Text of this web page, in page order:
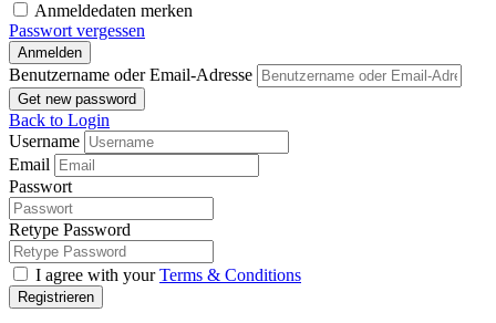
Anmeldedaten merken
Passwort vergessen
Anmelden
Benutzername oder Email-Adresse
Get new password
Back to Login
Username
Email
Passwort
Retype Password
I agree with yourTerms & Conditions
Registrieren